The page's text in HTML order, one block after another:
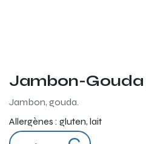
Jambon-Gouda
Jambon, gouda.
Allergènes : gluten, lait